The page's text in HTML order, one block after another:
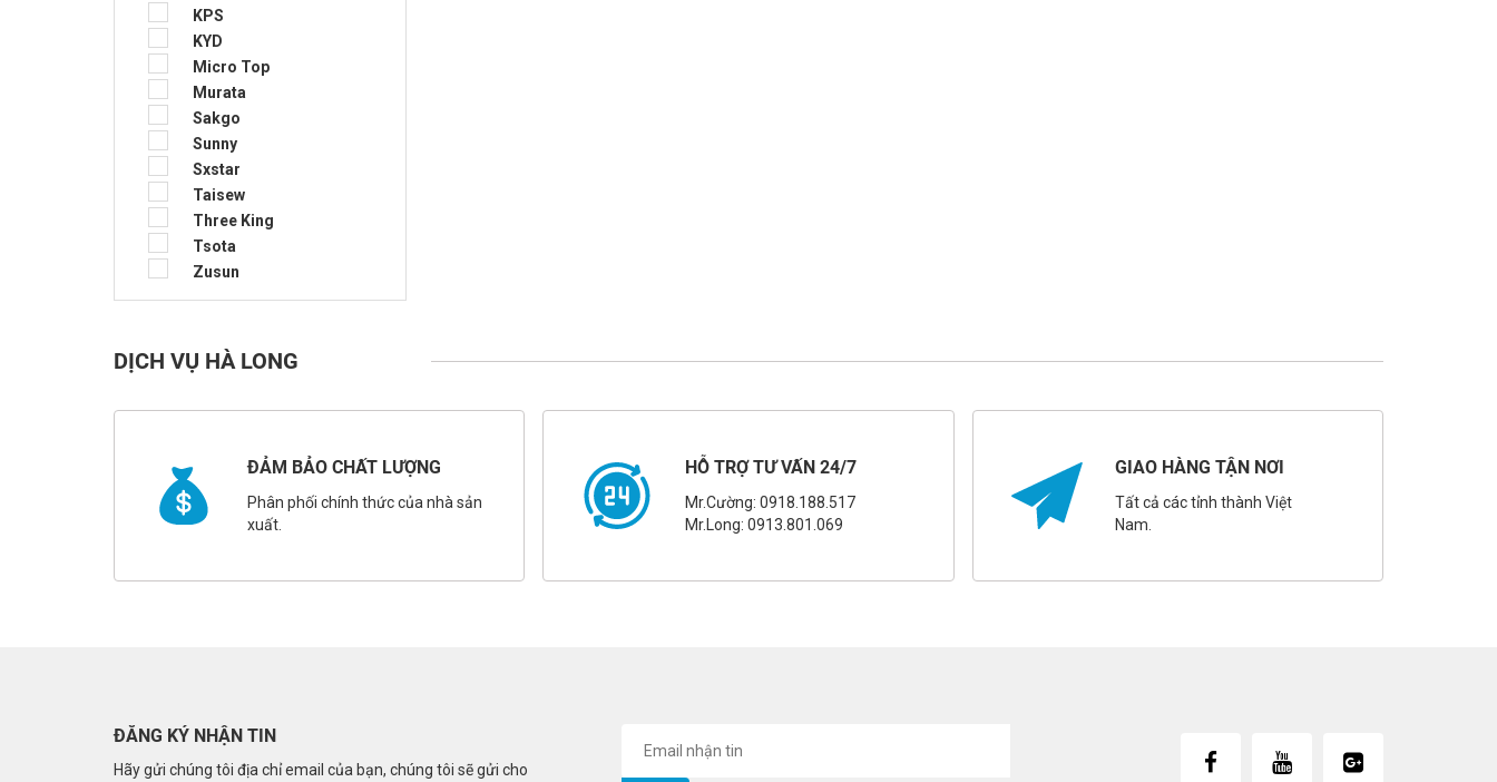
KPS
KYD
Micro Top
Murata
Sakgo
Sunny
Sxstar
Taisew
Three King
Tsota
Zusun
DỊCH VỤ HÀ LONG
ĐẢM BẢO CHẤT LƯỢNG
Phân phối chính thức của nhà sản
xuất.
HỖ TRỢ TƯ VẤN 24/7
Mr.Cường: 0918.188.517
Mr.Long: 0913.801.069
GIAO HÀNG TẬN NƠI
Tất cả các tỉnh thành Việt
Nam.
ĐĂNG KÝ NHẬN TIN
Hãy gửi chúng tôi địa chỉ email của bạn, chúng tôi sẽ gửi cho